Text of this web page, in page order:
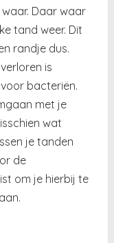
Daar waar
tand weer. Dit
randje dus.
is
bacteriën.
met je
wat
je tanden
de
om je hierbij te